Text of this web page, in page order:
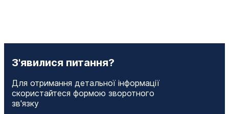
З'явилися питання?
Для отримання детальної інформації
скористайтеся формою зворотного
зв'язку